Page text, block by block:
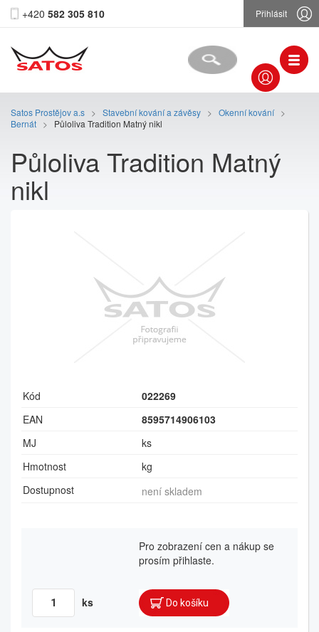
+420 582 305 810 Přihlásit
Satos Prostějov a.s > Stavební kování a závěsy > Okenní kování >
Bernát > Půloliva Tradition Matný nikl
Půloliva Tradition Matný
nikl
Kód
022269
EAN
8595714906103
MJ
ks
Hmotnost
kg
Dostupnost
není skladem
Pro zobrazení cen a nákup se
prosím přihlaste.
ks